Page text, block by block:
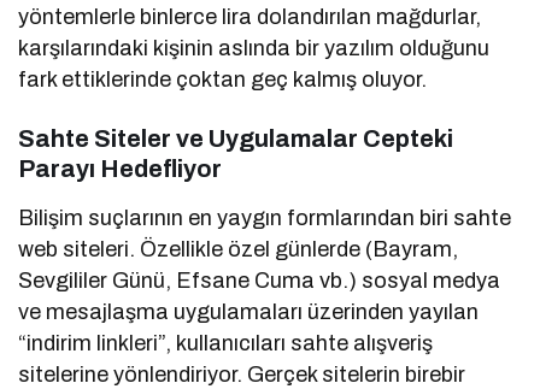
yöntemlerle binlerce lira dolandırılan mağdurlar,
karşılarındaki kişinin aslında bir yazılım olduğunu
fark ettiklerinde çoktan geç kalmış oluyor.
Sahte Siteler ve Uygulamalar Cepteki
Parayı Hedefliyor
Bilişim suçlarının en yaygın formlarından biri sahte
web siteleri. Özellikle özel günlerde (Bayram,
Sevgililer Günü, Efsane Cuma vb.) sosyal medya
ve mesajlaşma uygulamaları üzerinden yayılan
“indirim linkleri”, kullanıcıları sahte alışveriş
sitelerine yönlendiriyor. Gerçek sitelerin birebir